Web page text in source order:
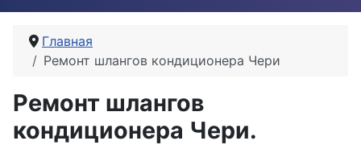
Главная
Ремонт шлангов кондиционера Чери
Ремонт шлангов
кондиционера Чери.